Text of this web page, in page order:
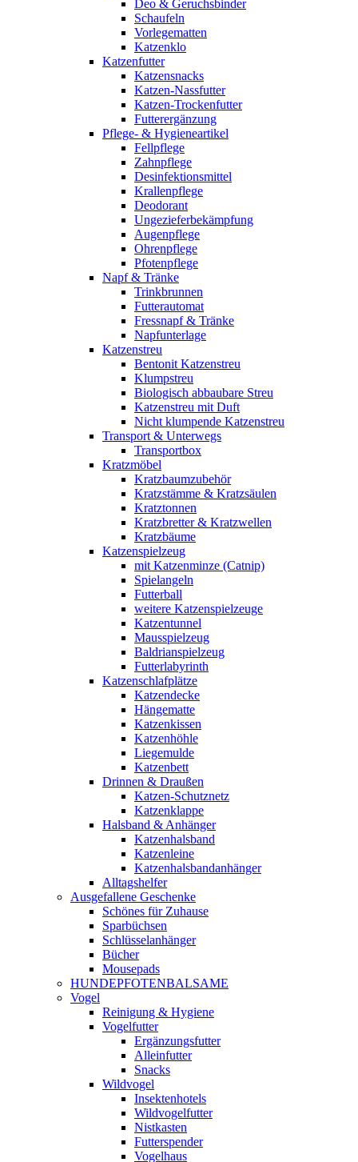
Deo & Geruchsbinder
Schaufeln
Vorlegematten
Katzenklo
Katzenfutter
Katzensnacks
Katzen-Nassfutter
Katzen-Trockenfutter
Futterergänzung
Pflege- & Hygieneartikel
Fellpflege
Zahnpflege
Desinfektionsmittel
Krallenpflege
Deodorant
Ungezieferbekämpfung
Augenpflege
Ohrenpflege
Pfotenpflege
Napf & Tränke
Trinkbrunnen
Futterautomat
Fressnapf & Tränke
Napfunterlage
Katzenstreu
Bentonit Katzenstreu
Klumpstreu
Biologisch abbaubare Streu
Katzenstreu mit Duft
Nicht klumpende Katzenstreu
Transport & Unterwegs
Transportbox
Kratzmöbel
Kratzbaumzubehör
Kratzstämme & Kratzsäulen
Kratztonnen
Kratzbretter & Kratzwellen
Kratzbäume
Katzenspielzeug
mit Katzenminze (Catnip)
Spielangeln
Futterball
weitere Katzenspielzeuge
Katzentunnel
Mausspielzeug
Baldrianspielzeug
Futterlabyrinth
Katzenschlafplätze
Katzendecke
Hängematte
Katzenkissen
Katzenhöhle
Liegemulde
Katzenbett
Drinnen & Draußen
Katzen-Schutznetz
Katzenklappe
Halsband & Anhänger
Katzenhalsband
Katzenleine
Katzenhalsbandanhänger
Alltagshelfer
Ausgefallene Geschenke
Schönes für Zuhause
Sparbüchsen
Schlüsselanhänger
Bücher
Mousepads
HUNDEPFOTENBALSAME
Vogel
Reinigung & Hygiene
Vogelfutter
Ergänzungsfutter
Alleinfutter
Snacks
Wildvogel
Insektenhotels
Wildvogelfutter
Nistkasten
Futterspender
Vogelhaus